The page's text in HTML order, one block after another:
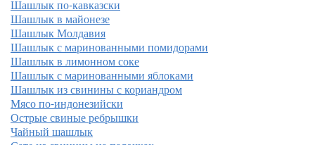
Шашлык по-кавказски
Шашлык в майонезе
Шашлык Молдавия
Шашлык с маринованными помидорами
Шашлык в лимонном соке
Шашлык с маринованными яблоками
Шашлык из свинины с кориандром
Мясо по-индонезийски
Острые свиные ребрышки
Чайный шашлык